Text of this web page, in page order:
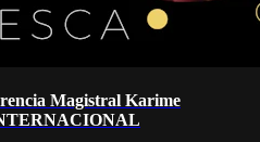
Magistral Karime